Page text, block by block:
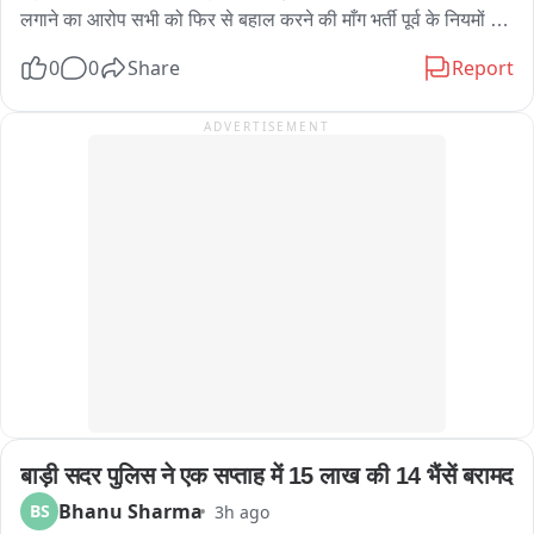
হাতে চিত্রগুপ্ত এই দৃশ্য দেখে প্রথমে রীতিমতো চমকে যান পথচারীরা। পরে বিষয়টি
হেলমেট ছাড়া বাইক চালাতে দেখলেই সেই বাইক আরোহীর দিকে ছুটে যাচ্ছেন
যমরাজ? যে কোনও মুহূর্তে তোমার বাড়িতে পৌঁছে যেতে পারি!” এরপরই শুরু হচ্ছে
নাটকীয় পদ্ধতিতে সচেতনতার বার্তা মানুষের কাছে পৌঁছে দিলে তার প্রভাব আরও
বেশি হতে পারে। পথ নিরাপত্তা সপ্তাহে সবং ও পিংলা পুলিশের এই উদ্যোগ যেন
लगाने का आरोप सभी को फिर से बहाल करने की माँग भर्ती पूर्व के नियमों के
2023 की भर्ती प्रक्रिया की तर्ज पर भर्ती की मांग भर्ती नियमों में बदलाव नहीं
बाहर संविदा कर्मी कर रहे विरोध
0 0 Share Report
ADVERTISEMENT
बाड़ी सदर पुलिस ने एक सप्ताह में 15 लाख की 14 भैंसें बरामद
BS Bhanu Sharma 3h ago